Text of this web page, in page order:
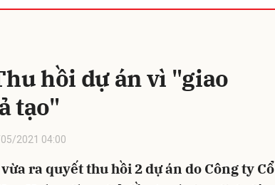
hồi dự án vì "giao
tạo"
2021 04:00
ra quyết thu hồi 2 dự án do Công ty Cổ